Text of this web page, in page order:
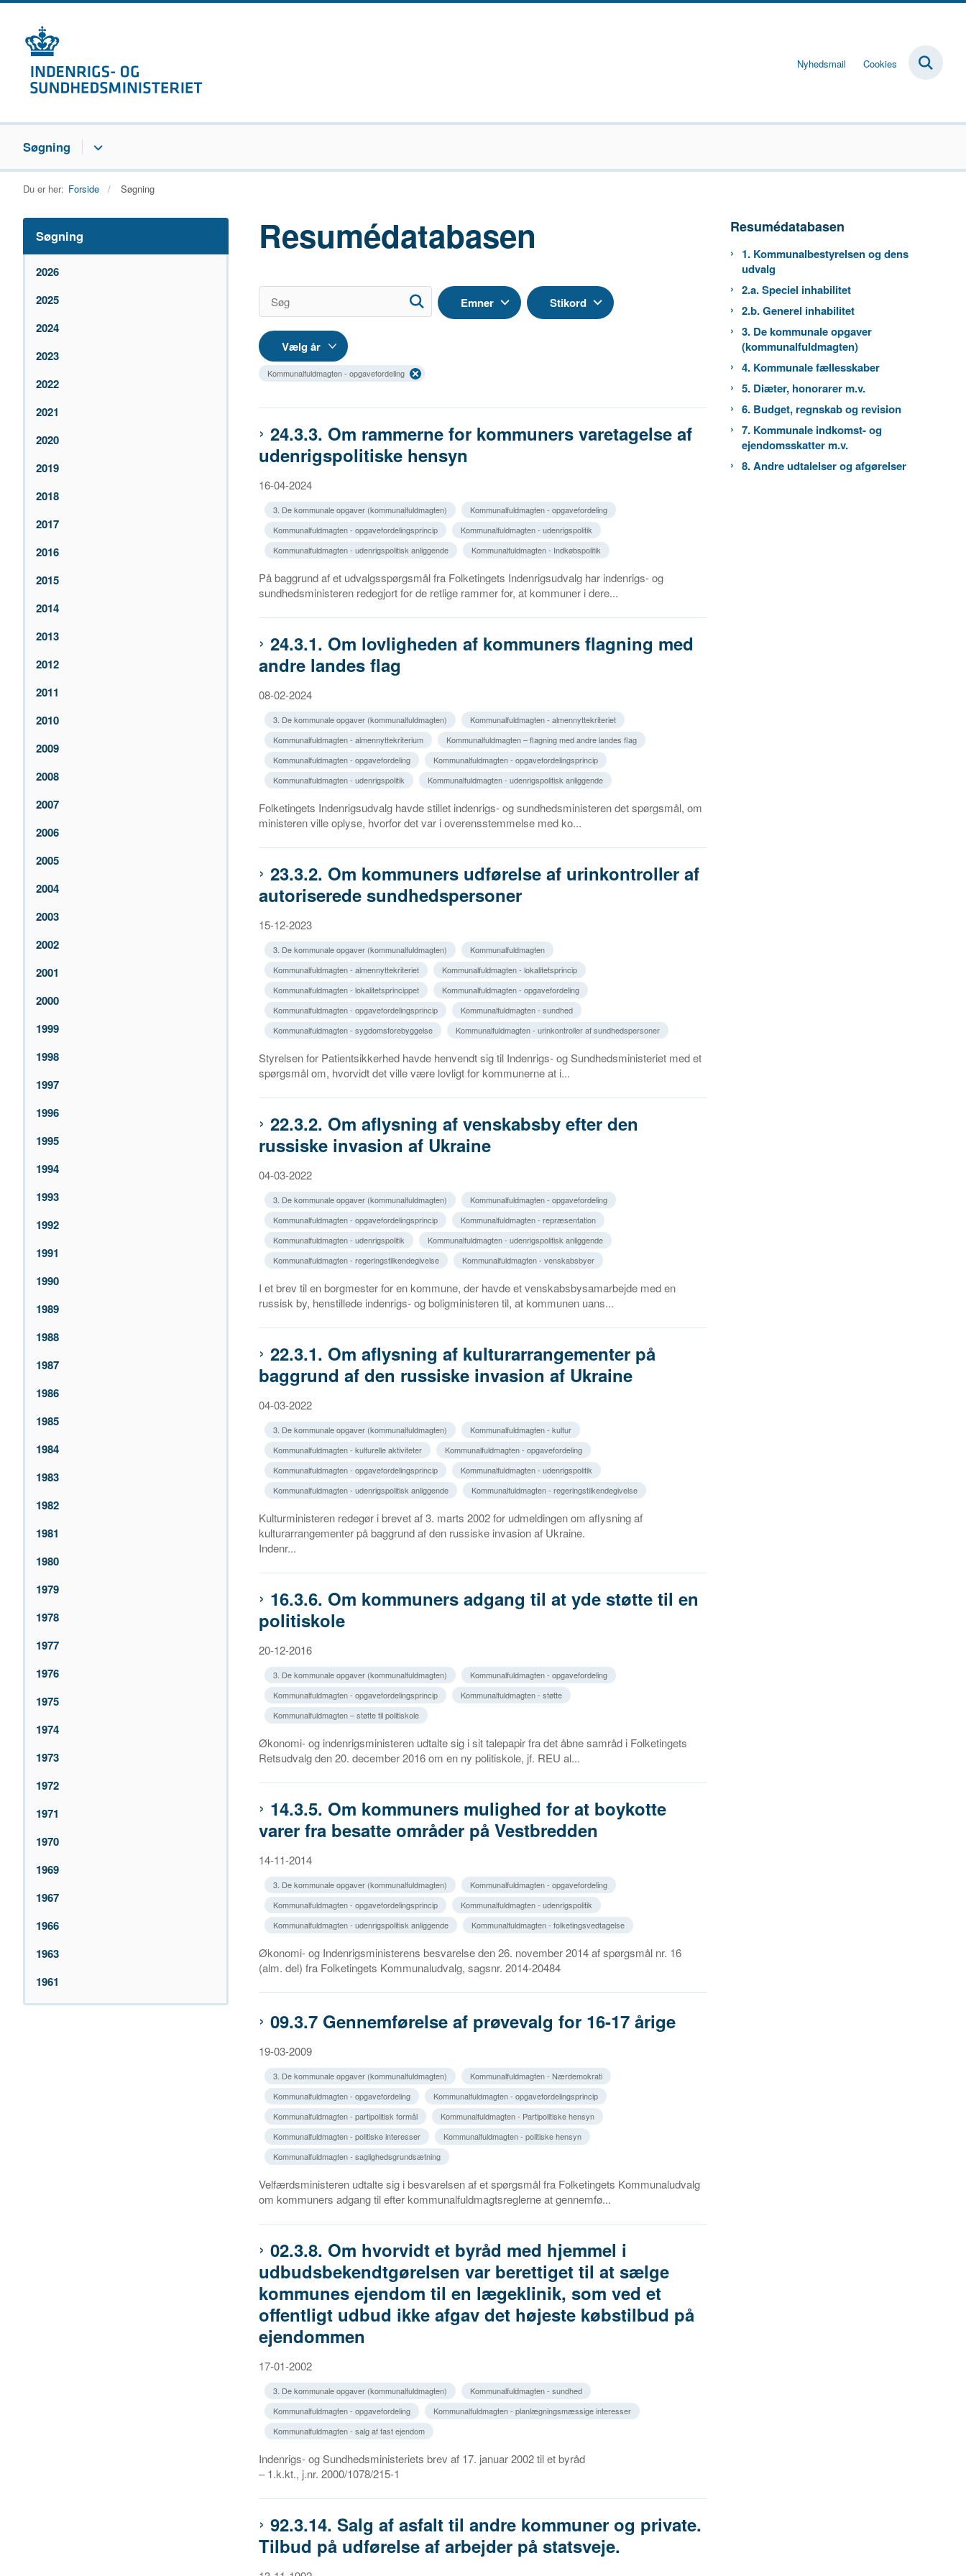
Nyhedsmail Cookies
Søgning
Du er her: Forside Søgning
Søgning
2026
2025
2024
2023
2022
2021
2020
2019
2018
2017
2016
2015
2014
2013
2012
2011
2010
2009
2008
2007
2006
2005
2004
2003
2002
2001
2000
1999
1998
1997
1996
1995
1994
1993
1992
1991
1990
1989
1988
1987
1986
1985
1984
1983
1982
1981
1980
1979
1978
1977
1976
1975
1974
1973
1972
1971
1970
1969
1967
1966
1963
1961
Resumédatabasen
Emner Stikord
Kommunalfuldmagten - opgavefordeling
24.3.3. Om rammerne for kommuners varetagelse af
udenrigspolitiske hensyn
16-04-2024
3. De kommunale opgaver (kommunalfuldmagten)
Kommunalfuldmagten - opgavefordeling
Kommunalfuldmagten - opgavefordelingsprincip
Kommunalfuldmagten - udenrigspolitik
Kommunalfuldmagten - udenrigspolitisk anliggende
Kommunalfuldmagten - Indkøbspolitik
På baggrund af et udvalgsspørgsmål fra Folketingets Indenrigsudvalg har indenrigs- og
sundhedsministeren redegjort for de retlige rammer for, at kommuner i dere...
24.3.1. Om lovligheden af kommuners flagning med
andre landes flag
08-02-2024
3. De kommunale opgaver (kommunalfuldmagten)
Kommunalfuldmagten - almennyttekriteriet
Kommunalfuldmagten - almennyttekriterium
Kommunalfuldmagten – flagning med andre landes flag
Kommunalfuldmagten - opgavefordeling
Kommunalfuldmagten - opgavefordelingsprincip
Kommunalfuldmagten - udenrigspolitik
Kommunalfuldmagten - udenrigspolitisk anliggende
Folketingets Indenrigsudvalg havde stillet indenrigs- og sundhedsministeren det spørgsmål, om
ministeren ville oplyse, hvorfor det var i overensstemmelse med ko...
23.3.2. Om kommuners udførelse af urinkontroller af
autoriserede sundhedspersoner
15-12-2023
3. De kommunale opgaver (kommunalfuldmagten)
Kommunalfuldmagten
Kommunalfuldmagten - almennyttekriteriet
Kommunalfuldmagten - lokalitetsprincip
Kommunalfuldmagten - lokalitetsprincippet
Kommunalfuldmagten - opgavefordeling
Kommunalfuldmagten - opgavefordelingsprincip
Kommunalfuldmagten - sundhed
Kommunalfuldmagten - sygdomsforebyggelse
Kommunalfuldmagten - urinkontroller af sundhedspersoner
Styrelsen for Patientsikkerhed havde henvendt sig til Indenrigs- og Sundhedsministeriet med et
spørgsmål om, hvorvidt det ville være lovligt for kommunerne at i...
22.3.2. Om aflysning af venskabsby efter den
russiske invasion af Ukraine
04-03-2022
3. De kommunale opgaver (kommunalfuldmagten)
Kommunalfuldmagten - opgavefordeling
Kommunalfuldmagten - opgavefordelingsprincip
Kommunalfuldmagten - repræsentation
Kommunalfuldmagten - udenrigspolitik
Kommunalfuldmagten - udenrigspolitisk anliggende
Kommunalfuldmagten - regeringstilkendegivelse
Kommunalfuldmagten - venskabsbyer
I et brev til en borgmester for en kommune, der havde et venskabsbysamarbejde med en
russisk by, henstillede indenrigs- og boligministeren til, at kommunen uans...
22.3.1. Om aflysning af kulturarrangementer på
baggrund af den russiske invasion af Ukraine
04-03-2022
3. De kommunale opgaver (kommunalfuldmagten)
Kommunalfuldmagten - kultur
Kommunalfuldmagten - kulturelle aktiviteter
Kommunalfuldmagten - opgavefordeling
Kommunalfuldmagten - opgavefordelingsprincip
Kommunalfuldmagten - udenrigspolitik
Kommunalfuldmagten - udenrigspolitisk anliggende
Kommunalfuldmagten - regeringstilkendegivelse
Kulturministeren redegør i brevet af 3. marts 2002 for udmeldingen om aflysning af
kulturarrangementer på baggrund af den russiske invasion af Ukraine.
Indenr...
16.3.6. Om kommuners adgang til at yde støtte til en
politiskole
20-12-2016
3. De kommunale opgaver (kommunalfuldmagten)
Kommunalfuldmagten - opgavefordeling
Kommunalfuldmagten - opgavefordelingsprincip
Kommunalfuldmagten - støtte
Kommunalfuldmagten – støtte til politiskole
Økonomi- og indenrigsministeren udtalte sig i sit talepapir fra det åbne samråd i Folketingets
Retsudvalg den 20. december 2016 om en ny politiskole, jf. REU al...
14.3.5. Om kommuners mulighed for at boykotte
varer fra besatte områder på Vestbredden
14-11-2014
3. De kommunale opgaver (kommunalfuldmagten)
Kommunalfuldmagten - opgavefordeling
Kommunalfuldmagten - opgavefordelingsprincip
Kommunalfuldmagten - udenrigspolitik
Kommunalfuldmagten - udenrigspolitisk anliggende
Kommunalfuldmagten - folketingsvedtagelse
Økonomi- og Indenrigsministerens besvarelse den 26. november 2014 af spørgsmål nr. 16
(alm. del) fra Folketingets Kommunaludvalg, sagsnr. 2014-20484
09.3.7 Gennemførelse af prøvevalg for 16-17 årige
19-03-2009
3. De kommunale opgaver (kommunalfuldmagten)
Kommunalfuldmagten - Nærdemokrati
Kommunalfuldmagten - opgavefordeling
Kommunalfuldmagten - opgavefordelingsprincip
Kommunalfuldmagten - partipolitisk formål
Kommunalfuldmagten - Partipolitiske hensyn
Kommunalfuldmagten - politiske interesser
Kommunalfuldmagten - politiske hensyn
Kommunalfuldmagten - saglighedsgrundsætning
Velfærdsministeren udtalte sig i besvarelsen af et spørgsmål fra Folketingets Kommunaludvalg
om kommuners adgang til efter kommunalfuldmagtsreglerne at gennemfø...
02.3.8. Om hvorvidt et byråd med hjemmel i
udbudsbekendtgørelsen var berettiget til at sælge
kommunes ejendom til en lægeklinik, som ved et
offentligt udbud ikke afgav det højeste købstilbud på
ejendommen
17-01-2002
3. De kommunale opgaver (kommunalfuldmagten)
Kommunalfuldmagten - sundhed
Kommunalfuldmagten - opgavefordeling
Kommunalfuldmagten - planlægningsmæssige interesser
Kommunalfuldmagten - salg af fast ejendom
Indenrigs- og Sundhedsministeriets brev af 17. januar 2002 til et byråd
– 1.k.kt., j.nr. 2000/1078/215-1
92.3.14. Salg af asfalt til andre kommuner og private.
Tilbud på udførelse af arbejder på statsveje.
Resumédatabasen
1. Kommunalbestyrelsen og dens
udvalg
2.a. Speciel inhabilitet
2.b. Generel inhabilitet
3. De kommunale opgaver
(kommunalfuldmagten)
4. Kommunale fællesskaber
5. Diæter, honorarer m.v.
6. Budget, regnskab og revision
7. Kommunale indkomst- og
ejendomsskatter m.v.
8. Andre udtalelser og afgørelser